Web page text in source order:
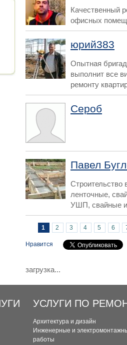
Качественный
офисных
юрий383
Опытная
выполнит все
ремонту
Сероб
Павел
Строительство
ленточные,
УШП, свайные
Страницы
1 2 3 4 5 6
Нравится
загрузка...
УСЛУГИ ПО
Архитектура и дизайн
Инженерные и
работы